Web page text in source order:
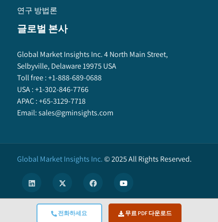
전화하세요 무료 PDF 다운로드
연구 방법론
글로벌 본사
Global Market Insights Inc. 4 North Main Street,
Selbyville, Delaware 19975 USA
Toll free :+1-888-689-0688
USA :+1-302-846-7766
APAC :+65-3129-7718
Email:sales@gminsights.com
Global Market Insights Inc.©2025All Rights Reserved.
We use cookies to enhance user experience. (Privacy Policy